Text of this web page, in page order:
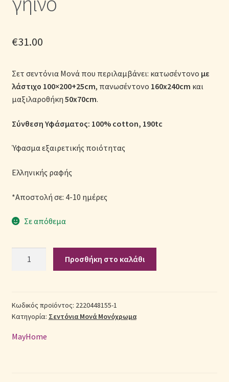
Μονόχρωμες Παπλωματοθήκες
Παιδικά Λευκά Είδη
Παπλωματοθήκες
Πικέ Κουβέρτες
Πληρωμές
Πολιτική cookie
€31.00
Σετ σεντόνια Μονά που περιλαμβάνει: κατωσέντονο με
λάστιχο 100×200+25cm, πανωσέντονο 160x240cm και
μαξιλαροθήκη 50x70cm.
Σύνθεση Υφάσματος: 100% cotton, 190tc
Ύφασμα εξαιρετικής ποιότητας
Ελληνικής ραφής
*Αποστολή σε: 4-10 ημέρες
Σε απόθεμα
2220448155-
1
Λάστιχο
Προσθήκη στο καλάθι
Κωδικός προϊόντος: 2220448155-1
Κατηγορία: Σεντόνια Μονά Μονόχρωμα
MayHome